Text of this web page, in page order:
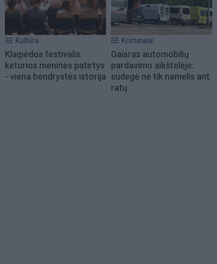
Kultūra
Klaipėdos festivalis:
keturios meninės patirtys
- viena bendrystės istorija
Kriminalai
Gaisras automobilių
pardavimo aikštelėje:
sudegė ne tik namelis ant
ratų